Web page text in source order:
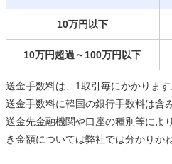
10万円以下
10万円超過～100万円以下
送金手数料は、1取引毎にかかります
送金手数料に韓国の銀行手数料は含
送金先金融機関や口座の種別等によ
き金額については弊社では分かりか